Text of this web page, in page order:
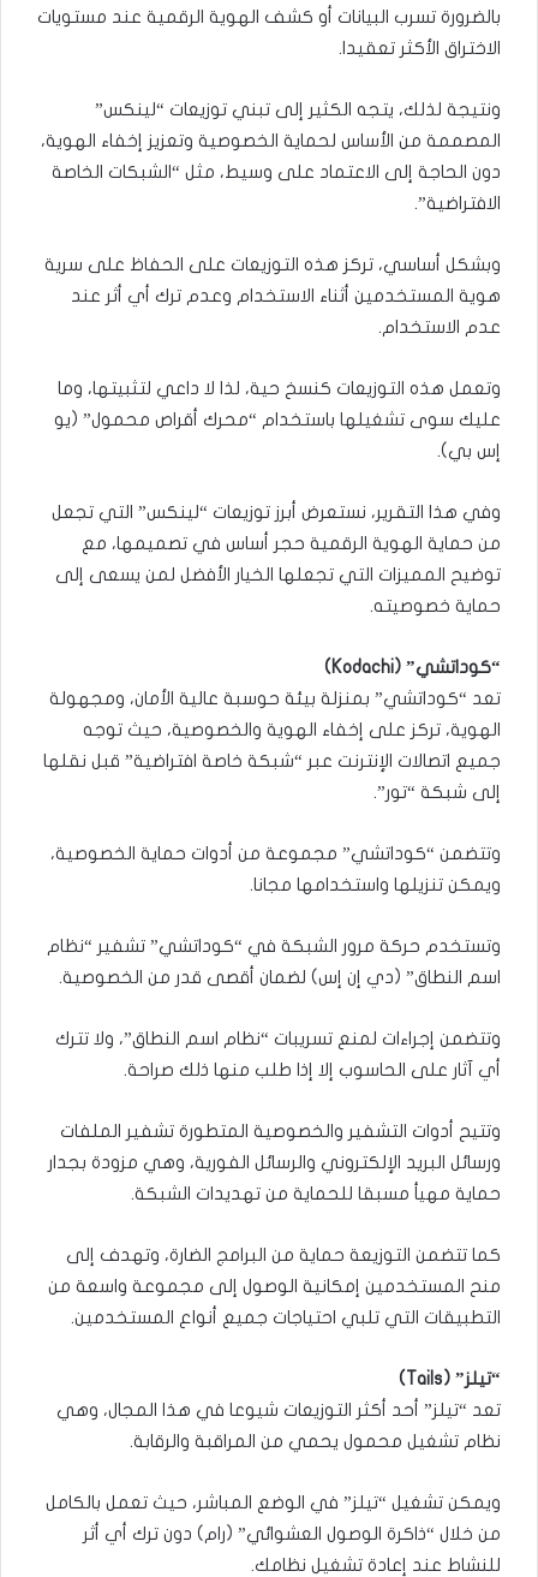
بالضرورة تسرب البيانات أو كشف الهوية الرقمية عند مستويات
الاختراق الأكثر تعقيدا.
ونتيجة لذلك، يتجه الكثير إلى تبني توزيعات “لينكس”
المصممة من الأساس لحماية الخصوصية وتعزيز إخفاء الهوية،
دون الحاجة إلى الاعتماد على وسيط، مثل “الشبكات الخاصة
الافتراضية”.
وبشكل أساسي، تركز هذه التوزيعات على الحفاظ على سرية
هوية المستخدمين أثناء الاستخدام وعدم ترك أي أثر عند
عدم الاستخدام.
وتعمل هذه التوزيعات كنسخ حية، لذا لا داعي لتثبيتها، وما
عليك سوى تشغيلها باستخدام “محرك أقراص محمول” (يو
إس بي).
وفي هذا التقرير، نستعرض أبرز توزيعات “لينكس” التي تجعل
من حماية الهوية الرقمية حجر أساس في تصميمها، مع
توضيح المميزات التي تجعلها الخيار الأفضل لمن يسعى إلى
حماية خصوصيته.
“كوداتشي” (Kodachi)
تعد “كوداتشي” بمنزلة بيئة حوسبة عالية الأمان، ومجهولة
الهوية، تركز على إخفاء الهوية والخصوصية، حيث توجه
جميع اتصالات الإنترنت عبر “شبكة خاصة افتراضية” قبل نقلها
إلى شبكة “تور”.
وتتضمن “كوداتشي” مجموعة من أدوات حماية الخصوصية،
ويمكن تنزيلها واستخدامها مجانا.
وتستخدم حركة مرور الشبكة في “كوداتشي” تشفير “نظام
اسم النطاق” (دي إن إس) لضمان أقصى قدر من الخصوصية.
وتتضمن إجراءات لمنع تسريبات “نظام اسم النطاق”، ولا تترك
أي آثار على الحاسوب إلا إذا طلب منها ذلك صراحة.
وتتيح أدوات التشفير والخصوصية المتطورة تشفير الملفات
ورسائل البريد الإلكتروني والرسائل الفورية، وهي مزودة بجدار
حماية مهيأ مسبقا للحماية من تهديدات الشبكة.
كما تتضمن التوزيعة حماية من البرامج الضارة، وتهدف إلى
منح المستخدمين إمكانية الوصول إلى مجموعة واسعة من
التطبيقات التي تلبي احتياجات جميع أنواع المستخدمين.
“تيلز” (Tails)
تعد “تيلز” أحد أكثر التوزيعات شيوعا في هذا المجال، وهي
نظام تشغيل محمول يحمي من المراقبة والرقابة.
ويمكن تشغيل “تيلز” في الوضع المباشر، حيث تعمل بالكامل
من خلال “ذاكرة الوصول العشوائي” (رام) دون ترك أي أثر
للنشاط عند إعادة تشغيل نظامك.